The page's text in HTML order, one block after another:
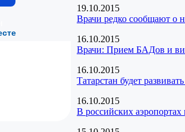
19.10.2015
Врачи редко сообщают о
16.10.2015
Врачи: Прием БАДов и
16.10.2015
Татарстан будет
16.10.2015
В российских